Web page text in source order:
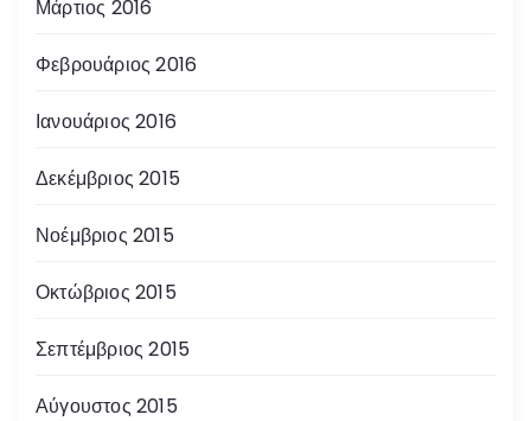
Μάρτιος 2016
Φεβρουάριος 2016
Ιανουάριος 2016
Δεκέμβριος 2015
Νοέμβριος 2015
Οκτώβριος 2015
Σεπτέμβριος 2015
Αύγουστος 2015